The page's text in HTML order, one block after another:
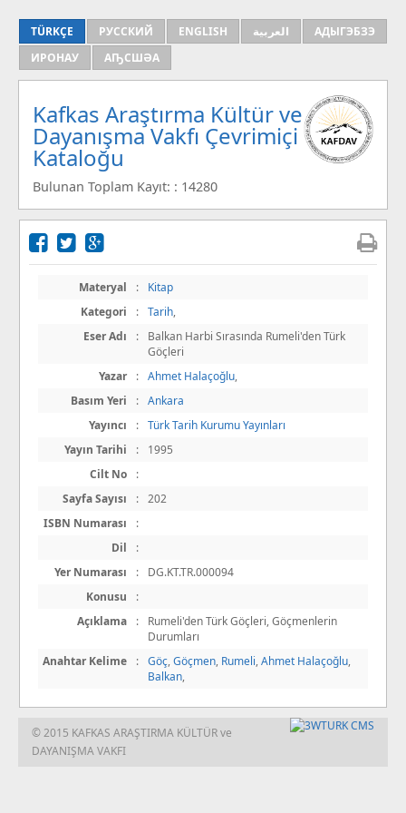
TÜRKÇE РУССКИЙ ENGLISH العربية
АДЫГЭБЗЭ
ИРОНАУ
АҦСШӘА
Kafkas Araştırma Kültür ve
Dayanışma Vakfı Çevrimiçi
Kataloğu
Bulunan Toplam Kayıt: : 14280
Materyal :
Kitap
Kategori
: Tarih,
Eser Adı
:
Balkan Harbi Sırasında Rumeli'den Türk
Göçleri
Yazar
: Ahmet Halaçoğlu,
Basım Yeri
: Ankara
Yayıncı
: Türk Tarih Kurumu Yayınları
Yayın Tarihi
:
1995
Cilt No
:
Sayfa Sayısı
: 202
ISBN Numarası
:
Dil
:
Yer Numarası
:
DG.KT.TR.000094
Konusu
:
Açıklama
:
Rumeli'den Türk Göçleri, Göçmenlerin
Durumları
Anahtar Kelime
: Göç,Göçmen, Rumeli,Ahmet Halaçoğlu,
Balkan,
© 2015 KAFKAS ARAŞTIRMA KÜLTÜR ve
DAYANIŞMA VAKFI